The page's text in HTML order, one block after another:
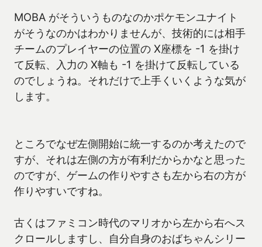
MOBA がそういうものなのかポケモンユナイト
がそうなのかはわかりませんが、技術的には相手
チームのプレイヤーの位置の X座標を -1 を掛け
て反転、入力の X軸も -1 を掛けて反転している
のでしょうね。それだけで上手くいくような気が
します。
ところでなぜ左側開始に統一するのか考えたので
すが、それは左側の方が有利だからかなと思った
のですが、ゲームの作りやすさも左から右の方が
作りやすいですね。
古くはファミコン時代のマリオから左から右へス
クロールしますし、自分自身のおばちゃんシリー